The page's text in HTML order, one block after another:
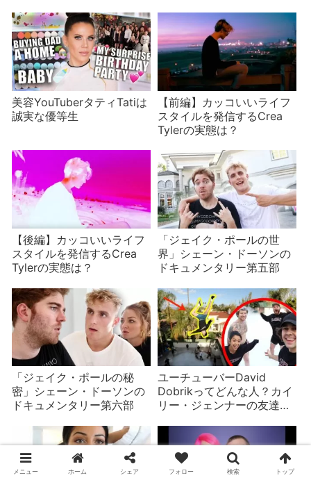
美容YouTuberタティTatiは
誠実な優等生
【前編】カッコいいライフ
スタイルを発信するCrea
Tylerの実態は？
【後編】カッコいいライフ
スタイルを発信するCrea
Tylerの実態は？
「ジェイク・ポールの世
界」シェーン・ドーソンの
ドキュメンタリー第五部
「ジェイク・ポールの秘
密」シェーン・ドーソンの
ドキュメンタリー第六部
ユーチューバーDavid
Dobrikってどんな人？カイ
リー・ジェンナーの友達で
メニュー ホーム シェア フォロー 検索 トップ